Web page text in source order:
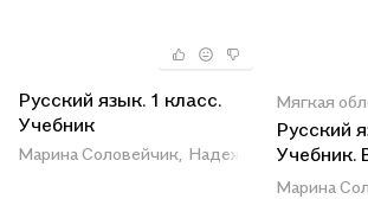
Русский язык. 1 класс.
Учебник
Марина Соловейчик, Надежда Кузьменко
Мягкая
Русский
Учебник.
Часть 2
Марина